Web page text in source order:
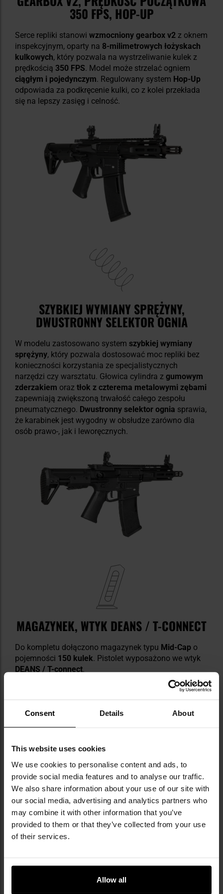
Consent Details About
This website uses cookies
We use cookies to personalise content and ads, to
provide social media features and to analyse our traffic.
We also share information about your use of our site with
our social media, advertising and analytics partners who
may combine it with other information that you’ve
provided to them or that they’ve collected from your use
of their services.
Allow all
350 FPS, HOP-UP
Serce repliki stanowi wzmocniony gearbox v2 z oknem
inspekcyjnym, oparty na 8-milimetrowych łożyskach
kulkowych, który pozwala na wystrzeliwanie kulek z
prędkością 350 FPS. Model może strzelać ogniem
ciągłym i pojedynczym. Regulowany system Hop-Up
odpowiada za podkręcenie kulki, co z kolei przekłada
się na lepszy zasięg i celność.
SZYBKIEJ WYMIANY SPRĘŻYNY,
DWUSTRONNY SELEKTOR OGNIA
W modelu zastosowano system szybkiej wymiany
sprężyny, który pozwala dostosować moc repliki bez
konieczności korzystania ze specjalistycznych
narzędzi czy warsztatu. Głowica cylindra z gumowym
zderzakiem oraz tłok z czterema metalowymi zębami
zapewniają zwiększoną trwałość całego zespołu
pneumatycznego. Dwustronny selektor ognia sprawia,
że karabinek jest wygodny w obsłudze zarówno dla
osób prawo-, jak i leworęcznych.
MAGAZYNEK, WTYK DEANS / T-CONNECT
Do kompletu dołączono magazynek typu Mid-Cap o
pojemności 150 kulek. Pistolet wyposażono we wtyk
DEANS / T-connect.
ELEMENTY ZESTAWU
replika
magazynek
przejściówka DEANS na Tamiya (s)
składane przyrządy celownicze
szyna RIS z montażem na M-LOK 60 mm